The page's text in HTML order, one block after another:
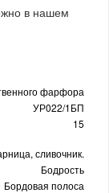
в нашем
фарфора
УР022/1БП
15
сливочник.
Бодрость
Бордовая полоса